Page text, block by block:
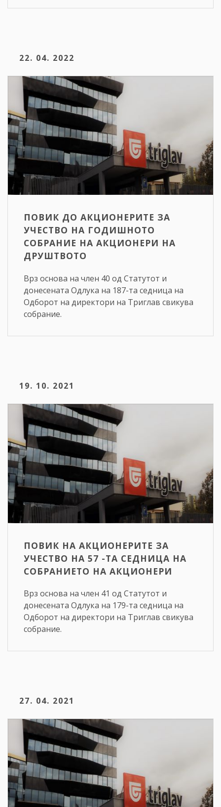
22. 04. 2022
ПОВИК ДО АКЦИОНЕРИТЕ ЗА
УЧЕСТВО НА ГОДИШНОТО
СОБРАНИЕ НА АКЦИОНЕРИ НА
ДРУШТВОТО
Врз основа на член 40 од Статутот и
донесената Одлука на 187-та седница на
Одборот на директори на Триглав свикува
собрание.
19. 10. 2021
ПОВИК НА АКЦИОНЕРИТЕ ЗА
УЧЕСТВО НА 57 -ТА СЕДНИЦА НА
СОБРАНИЕТО НА АКЦИОНЕРИ
Врз основа на член 41 од Статутот и
донесената Одлука на 179-та седница на
Одборот на директори на Триглав свикува
собрание.
27. 04. 2021